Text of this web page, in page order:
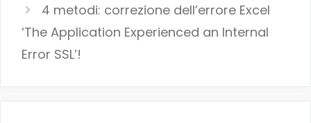
4 metodi: correzione dell’errore Excel
‘The Application Experienced an Internal
Error SSL’!